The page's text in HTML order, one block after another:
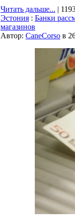
Читать дальше... |
Эстония : Банки
магазинов
Автор: CaneCorso в